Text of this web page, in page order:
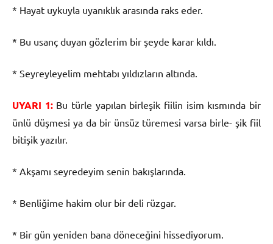
* Hayat uykuyla uyanıklık arasında raks eder.
* Bu usanç duyan gözlerim bir şeyde karar kıldı.
* Seyreyleyelim mehtabı yıldızların altında.
UYARI 1:Bu türle yapılan birleşik fiilin isim kısmında bir
ünlü düşmesi ya da bir ünsüz türemesi varsa birle- şik fiil
bitişik yazılır.
* Akşamı seyredeyim senin bakışlarında.
* Benliğime hakim olur bir deli rüzgar.
* Bir gün yeniden bana döneceğini hissediyorum.